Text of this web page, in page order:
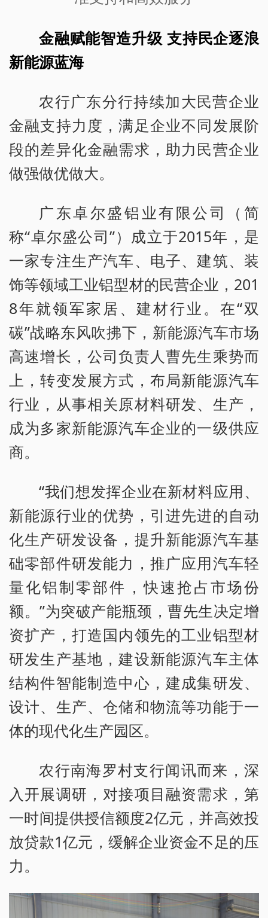
金融赋能智造升级 支持民企逐浪
新能源蓝海
农行广东分行持续加大民营企业
金融支持力度，满足企业不同发展阶
段的差异化金融需求，助力民营企业
做强做优做大。
广东卓尔盛铝业有限公司（简
称“卓尔盛公司”）成立于2015年，是
一家专注生产汽车、电子、建筑、装
饰等领域工业铝型材的民营企业，201
8年就领军家居、建材行业。在“双
碳”战略东风吹拂下，新能源汽车市场
高速增长，公司负责人曹先生乘势而
上，转变发展方式，布局新能源汽车
行业，从事相关原材料研发、生产，
成为多家新能源汽车企业的一级供应
商。
“我们想发挥企业在新材料应用、
新能源行业的优势，引进先进的自动
化生产研发设备，提升新能源汽车基
础零部件研发能力，推广应用汽车轻
量化铝制零部件，快速抢占市场份
额。”为突破产能瓶颈，曹先生决定增
资扩产，打造国内领先的工业铝型材
研发生产基地，建设新能源汽车主体
结构件智能制造中心，建成集研发、
设计、生产、仓储和物流等功能于一
体的现代化生产园区。
农行南海罗村支行闻讯而来，深
入开展调研，对接项目融资需求，第
一时间提供授信额度2亿元，并高效投
放贷款1亿元，缓解企业资金不足的压
力。